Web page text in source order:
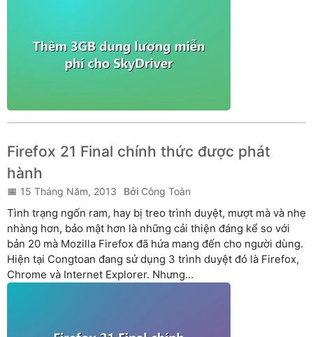
Firefox 21 Final chính thức được phát
hành
15 Tháng Năm, 2013 Công Toàn
Tình trạng ngốn ram, hay bị treo trình duyệt, mượt mà và nhẹ
nhàng hơn, bảo mật hơn là những cải thiện đáng kể so với
bản 20 mà Mozilla Firefox đã hứa mang đến cho người dùng.
Hiện tại Congtoan đang sử dụng 3 trình duyệt đó là Firefox,
Chrome và Internet Explorer. Nhưng...